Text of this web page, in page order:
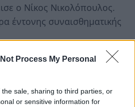
Process My Personal
sale, sharing to third parties, or
or sensitive information for
ο Νίκος Νικολόπουλος.
έντονης συναισθηματικής
αποφάσισα να εκδώσω
γιατί ήθελα να καταδείξω
μου με την Πάτρα. Την
με μεγάλωσε και με έκανε